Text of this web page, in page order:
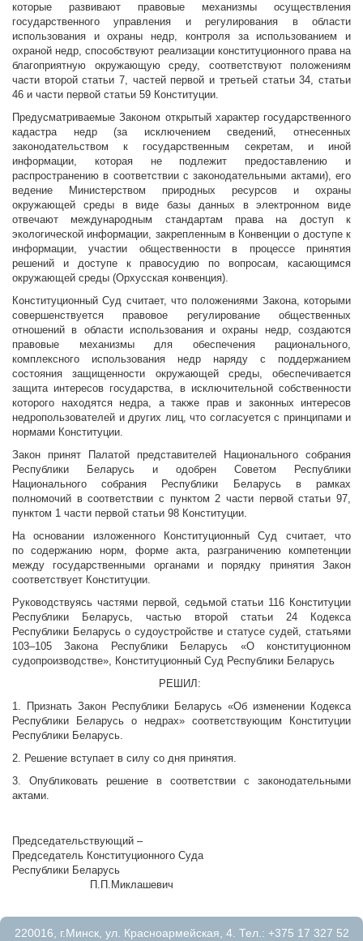
которые развивают правовые механизмы осуществления
государственного управления и регулирования в области
использования и охраны недр, контроля за использованием и
охраной недр, способствуют реализации конституционного права на
благоприятную окружающую среду, соответствуют положениям
части второй статьи 7, частей первой и третьей статьи 34, статьи
46 и части первой статьи 59 Конституции.
Предусматриваемые Законом открытый характер государственного
кадастра недр (за исключением сведений, отнесенных
законодательством к государственным секретам, и иной
информации, которая не подлежит предоставлению и
распространению в соответствии с законодательными актами), его
ведение Министерством природных ресурсов и охраны
окружающей среды в виде базы данных в электронном виде
отвечают международным стандартам права на доступ к
экологической информации, закрепленным в Конвенции о доступе к
информации, участии общественности в процессе принятия
решений и доступе к правосудию по вопросам, касающимся
окружающей среды (Орхусская конвенция).
Конституционный Суд считает, что положениями Закона, которыми
совершенствуется правовое регулирование общественных
отношений в области использования и охраны недр, создаются
правовые механизмы для обеспечения рационального,
комплексного использования недр наряду с поддержанием
состояния защищенности окружающей среды, обеспечивается
защита интересов государства, в исключительной собственности
которого находятся недра, а также прав и законных интересов
недропользователей и других лиц, что согласуется с принципами и
нормами Конституции.
Закон принят Палатой представителей Национального собрания
Республики Беларусь и одобрен Советом Республики
Национального собрания Республики Беларусь в рамках
полномочий в соответствии с пунктом 2 части первой статьи 97,
пунктом 1 части первой статьи 98 Конституции.
На основании изложенного Конституционный Суд считает, что
по содержанию норм, форме акта, разграничению компетенции
между государственными органами и порядку принятия Закон
соответствует Конституции.
Руководствуясь частями первой, седьмой статьи 116 Конституции
Республики Беларусь, частью второй статьи 24 Кодекса
Республики Беларусь о судоустройстве и статусе судей, статьями
103–105 Закона Республики Беларусь «О конституционном
судопроизводстве», Конституционный Суд Республики Беларусь
РЕШИЛ:
1. Признать Закон Республики Беларусь «Об изменении Кодекса
Республики Беларусь о недрах» соответствующим Конституции
Республики Беларусь.
2. Решение вступает в силу со дня принятия.
3. Опубликовать решение в соответствии с законодательными
актами.
Председательствующий –
Председатель Конституционного Суда
Республики Беларусь
П.П.Миклашевич
220016, г.Минск, ул. Красноармейская, 4. Тел.: +375 17 327 52